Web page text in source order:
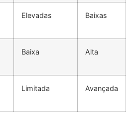
Elevadas Baixas
Baixa Alta
Limitada Avançada